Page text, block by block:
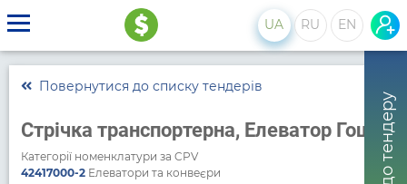
UA RU EN
Повернутися до списку тендерів
Стрічка транспортерна, Елеватор Гоща
Категорії номенклатури за CPV
42417000-2Елеватори та конвеєри